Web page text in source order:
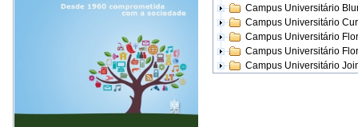
Campus Universitário
Campus Universitário
Campus Universitário
Campus Universitário
Campus Universitário